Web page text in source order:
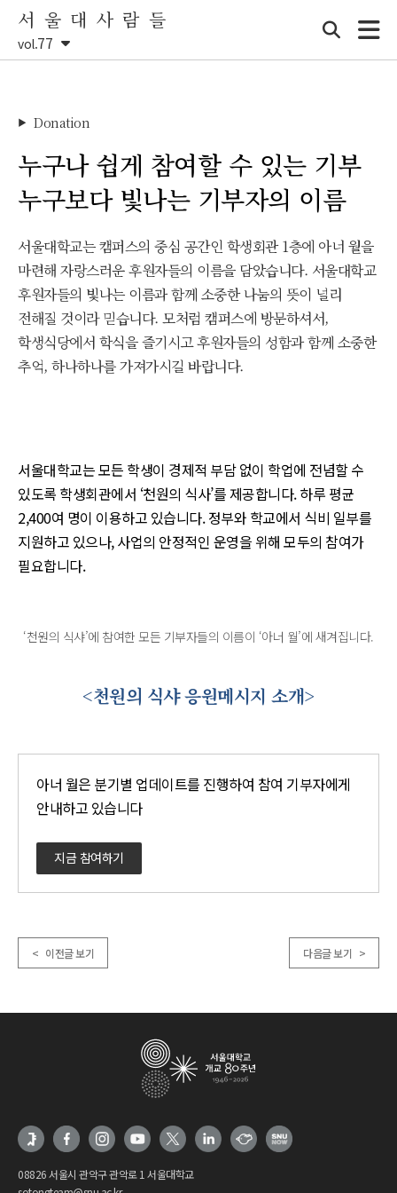
서 울 대 사 람 들
vol.77
▶ Donation
누구나 쉽게 참여할 수 있는 기부
누구보다 빛나는 기부자의 이름
서울대학교는 캠퍼스의 중심 공간인 학생회관 1층에 아너 월을
마련해 자랑스러운 후원자들의 이름을 담았습니다. 서울대학교
후원자들의 빛나는 이름과 함께 소중한 나눔의 뜻이 널리
전해질 것이라 믿습니다. 모처럼 캠퍼스에 방문하셔서,
학생식당에서 학식을 즐기시고 후원자들의 성함과 함께 소중한
추억, 하나하나를 가져가시길 바랍니다.
서울대학교는 모든 학생이 경제적 부담 없이 학업에 전념할 수
있도록 학생회관에서 ‘천원의 식사’를 제공합니다. 하루 평균
2,400여 명이 이용하고 있습니다. 정부와 학교에서 식비 일부를
지원하고 있으나, 사업의 안정적인 운영을 위해 모두의 참여가
필요합니다.
‘천원의 식샤’에 참여한 모든 기부자들의 이름이 ‘아너 월’에 새겨집니다.
<천원의 식샤 응원메시지 소개>
아너 월은 분기별 업데이트를 진행하여 참여 기부자에게
안내하고 있습니다
지금 참여하기
< 이전글 보기 다음글 보기 >
08826 서울시 관악구 관악로 1 서울대학교